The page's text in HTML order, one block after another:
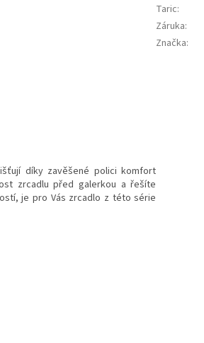
díky zavěšené polici komfort
zrcadlu před galerkou a řešíte
je pro Vás zrcadlo z této série
Taric:
Záruka:
Značka: